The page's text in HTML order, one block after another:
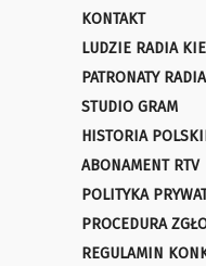
KONTAKT
LUDZIE RADIA
PATRONATY
STUDIO GRAM
HISTORIA
ABONAMENT RTV
POLITYKA
PROCEDURA
REGULAMIN